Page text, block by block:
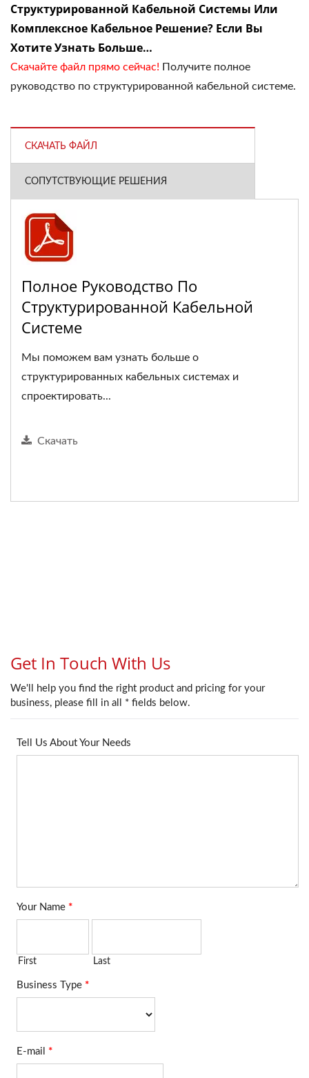
Структурированной Кабельной Системы Или
Комплексное Кабельное Решение? Если Вы
Хотите Узнать Больше…
Скачайте файл прямо сейчас! Получите полное
руководство по структурированной кабельной системе.
СКАЧАТЬ ФАЙЛ
СОПУТСТВУЮЩИЕ РЕШЕНИЯ
Полное Руководство По
Структурированной Кабельной
Системе
Мы поможем вам узнать больше о
структурированных кабельных системах и
спроектировать...
Скачать